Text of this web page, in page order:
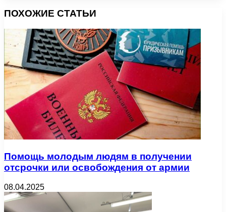
ПОХОЖИЕ СТАТЬИ
Помощь молодым людям в получении
отсрочки или освобождения от армии
08.04.2025